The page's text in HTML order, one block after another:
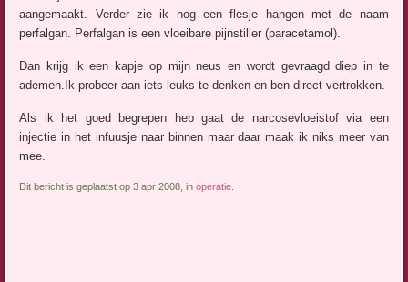
aangemaakt. Verder zie ik nog een flesje hangen met de naam
perfalgan. Perfalgan is een vloeibare pijnstiller (paracetamol).
Dan krijg ik een kapje op mijn neus en wordt gevraagd diep in te
ademen.Ik probeer aan iets leuks te denken en ben direct vertrokken.
Als ik het goed begrepen heb gaat de narcosevloeistof via een
injectie in het infuusje naar binnen maar daar maak ik niks meer van
mee.
Dit bericht is geplaatst op 3 apr 2008, inoperatie